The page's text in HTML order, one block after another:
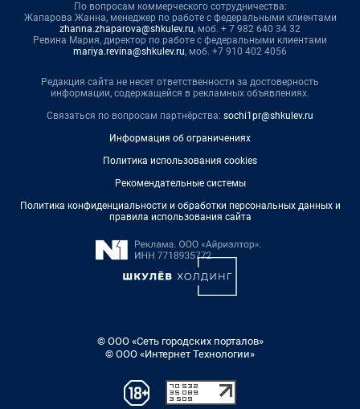
По вопросам коммерческого сотрудничества:
Жапарова Жанна, менеджер по работе с федеральными клиентами
zhanna.zhaparova@shkulev.ru, моб. + 7 982 640 34 32
Ревина Мария, директор по работе с федеральными клиентами
mariya.revina@shkulev.ru, моб. +7 910 402 4056
Редакция сайта не несет ответственности за достоверность
информации, содержащейся в рекламных объявлениях.
Связаться по вопросам партнёрства: sochi1pr@shkulev.ru
Информация об ограничениях
Политика использования cookies
Рекомендательные системы
Политика конфиденциальности и обработки персональных данных и
правила использования сайта
© ООО «Сеть городских порталов»
© ООО «Интернет Технологии»